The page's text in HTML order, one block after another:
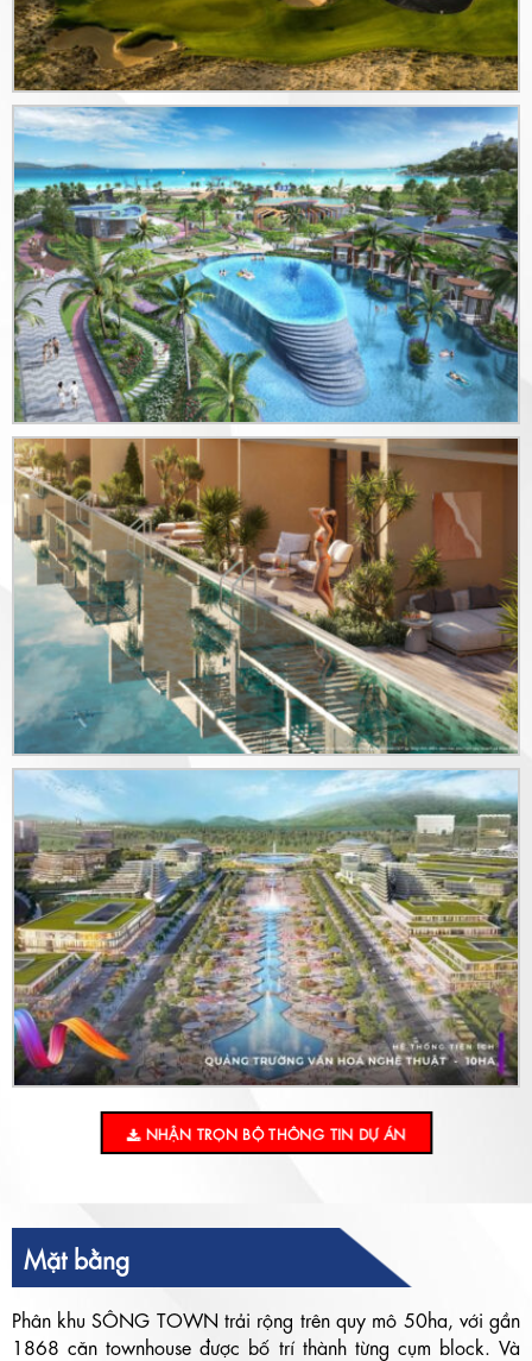
NHẬN TRỌN BỘ THÔNG TIN DỰ ÁN
Mặt bằng
Phân khu SÔNG TOWN trải rộng trên quy mô 50ha, với gần
1868 căn townhouse được bố trí thành từng cụm block. Và